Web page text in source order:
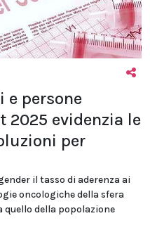
e persone
2025 evidenzia le
per
il tasso di aderenza ai
oncologiche della sfera
della popolazione